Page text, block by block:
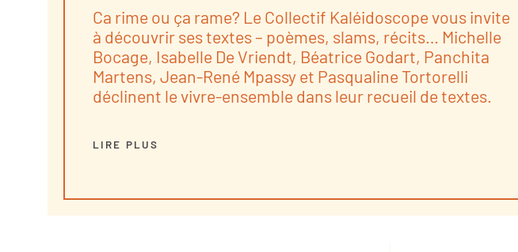
Ca rime ou ça rame? Le Collectif Kaléidoscope vous invite
à découvrir ses textes – poèmes, slams, récits… Michelle
Bocage, Isabelle De Vriendt, Béatrice Godart, Panchita
Martens, Jean-René Mpassy et Pasqualine Tortorelli
déclinent le vivre-ensemble dans leur recueil de textes.
LIRE PLUS